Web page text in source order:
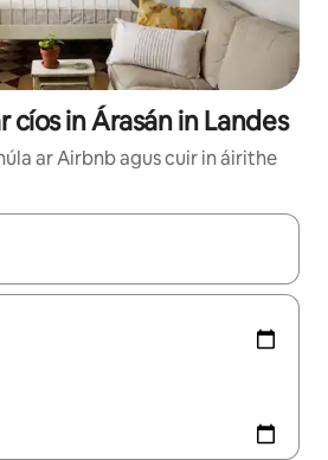
cíos in Árasán in Landes
ar Airbnb agus cuir in áirithe
ar fáil, déan nascleanúint le